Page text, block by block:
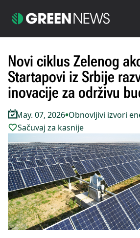
Novi ciklus Zelenog
Startapovi iz Srbije
inovacije za održivu
May. 07, 2026•Obnovljivi izvori
Sačuvaj za kasnije